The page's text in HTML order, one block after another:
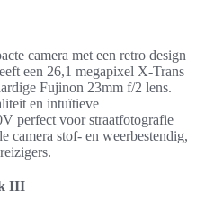
camera met een retro design
een 26,1 megapixel X-Trans
Fujinon 23mm f/2 lens.
en intuïtieve
perfect voor straatfotografie
camera stof- en weerbestendig,
III